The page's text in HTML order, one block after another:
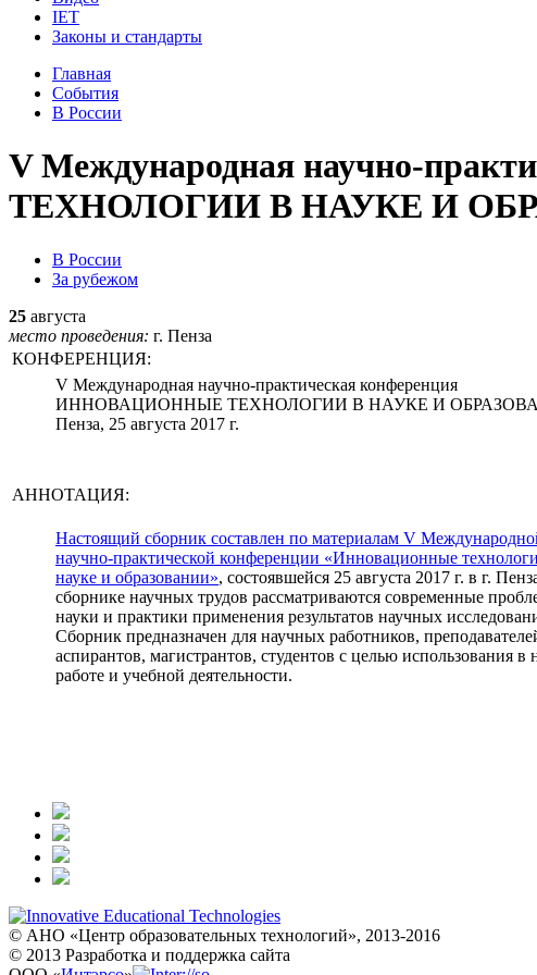
IET
Законы и стандарты
Главная
События
В России
V Международная научно-
ТЕХНОЛОГИИ В НАУКЕ И
В России
За рубежом
25 августа
место проведения: г. Пенза
КОНФЕРЕНЦИЯ:
V Международная научно-практическая конференция
ИННОВАЦИОННЫЕ ТЕХНОЛОГИИ В НАУКЕ И
Пенза, 25 августа 2017 г.
АННОТАЦИЯ:
Настоящий сборник составлен по материалам V
научно-практической конференции «Инновационные
науке и образовании», состоявшейся 25 августа 2017 г. в г.
сборнике научных трудов рассматриваются современные
науки и практики применения результатов научных
Сборник предназначен для научных работников,
аспирантов, магистрантов, студентов с целью использования в
работе и учебной деятельности.
© АНО «Центр образовательных технологий», 2013-2016
© 2013 Разработка и поддержка сайта